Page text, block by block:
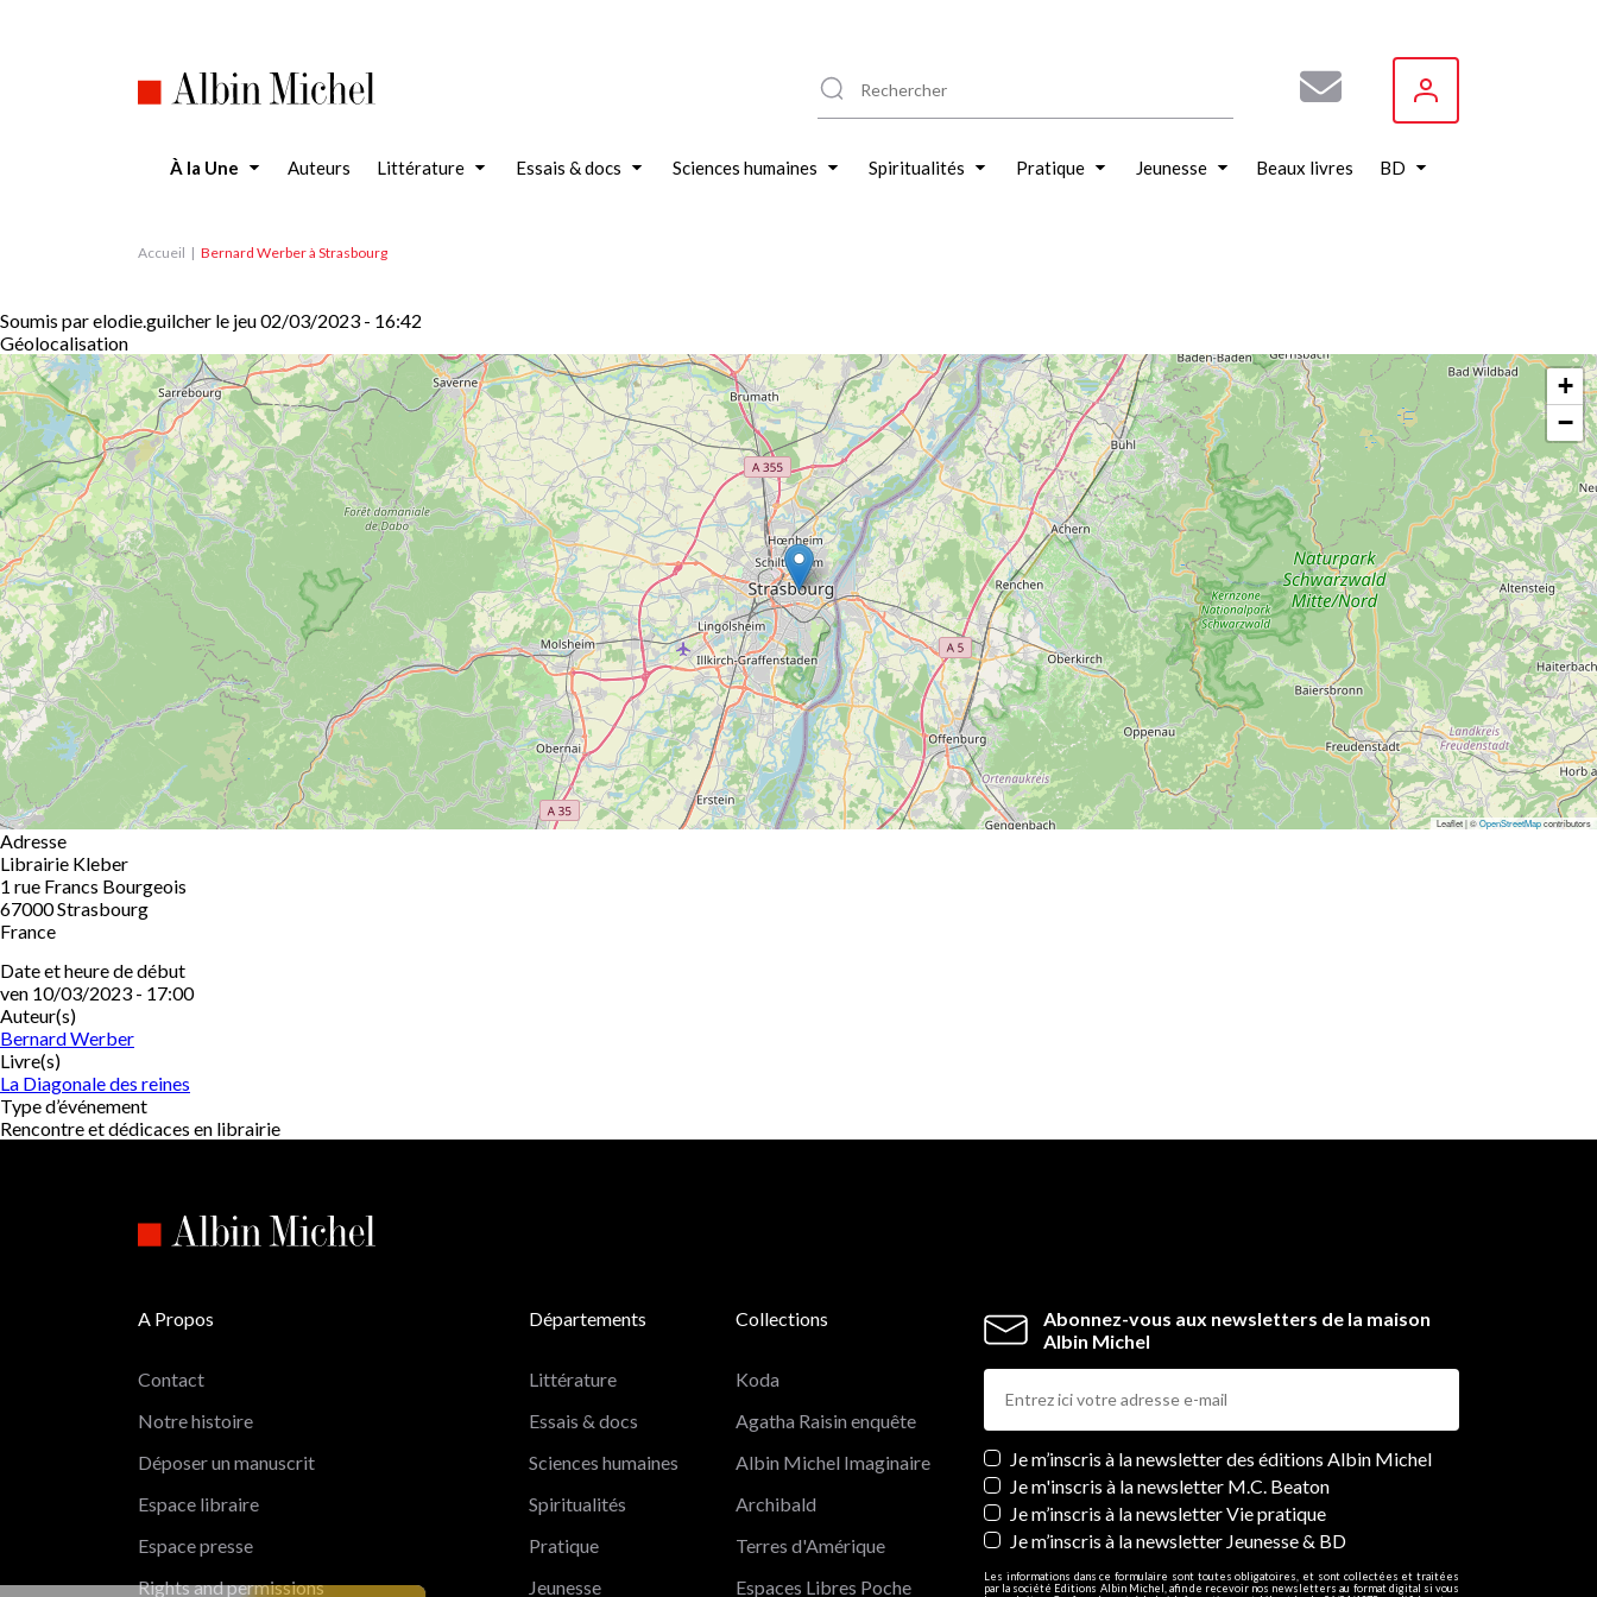
À la Une Auteurs Littérature Essais & docs Sciences humaines Spiritualités Pratique Jeunesse Beaux livres BD
Accueil Bernard Werber à Strasbourg
Soumis parelodie.guilcher le jeu 02/03/2023 - 16:42
Géolocalisation
+
−
Leaflet | ©OpenStreetMapcontributors
Adresse
Librairie Kleber
1 rue Francs Bourgeois
67000Strasbourg
France
Date et heure de début
ven 10/03/2023 - 17:00
Auteur(s)
Bernard Werber
Livre(s)
La Diagonale des reines
Type d’événement
Rencontre et dédicaces en librairie
Abonnez-vous aux newsletters de la maison
Albin Michel
Newsletters
Je m’inscris à la newsletter des éditions Albin Michel
Je m'inscris à la newsletter M.C. Beaton
Je m’inscris à la newsletter Vie pratique
Je m’inscris à la newsletter Jeunesse & BD
Les informations dans ce formulaire sont toutes obligatoires, et sont collectées et traitées
par la société Editions Albin Michel, afin de recevoir nos newsletters au format digital si vous
A Propos
Contact
Notre histoire
Déposer un manuscrit
Espace libraire
Espace presse
Rights and permissions
Départements
Littérature
Essais & docs
Sciences humaines
Spiritualités
Pratique
Jeunesse
Collections
Koda
Agatha Raisin enquête
Albin Michel Imaginaire
Archibald
Terres d'Amérique
Espaces Libres Poche